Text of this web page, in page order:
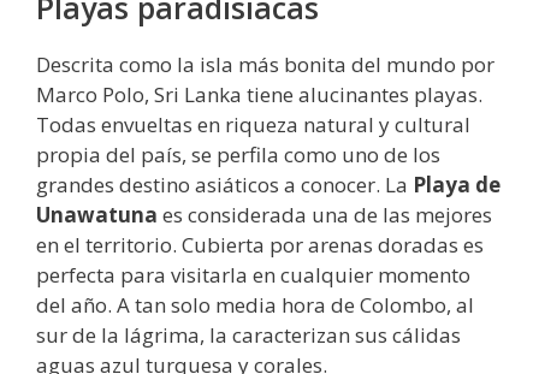
Descrita como la isla más bonita del mundo por
Marco Polo, Sri Lanka tiene alucinantes playas.
Todas envueltas en riqueza natural y cultural
propia del país, se perfila como uno de los
grandes destino asiáticos a conocer. La Playa de
Unawatuna es considerada una de las mejores
en el territorio. Cubierta por arenas doradas es
perfecta para visitarla en cualquier momento
del año. A tan solo media hora de Colombo, al
sur de la lágrima, la caracterizan sus cálidas
aguas azul turquesa y corales.